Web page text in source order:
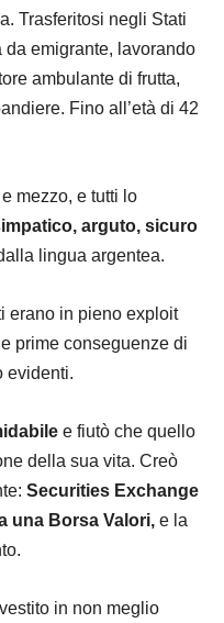
. Trasferitosi negli Stati
da emigrante, lavorando
ambulante di frutta,
Fino all’età di 42
mezzo, e tutti lo
arguto, sicuro
lingua argentea.
erano in pieno exploit
prime conseguenze di
evidenti.
e fiutò che quello
della sua vita. Creò
Securities Exchange
una Borsa Valori, e la
in non meglio